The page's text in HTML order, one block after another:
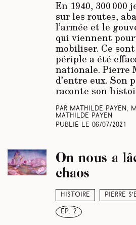
En 1940, 300 000
sur les routes,
l’armée et le
qui viennent
mobiliser. Ce
périple a été
nationale. Pierre
d’entre eux. Son
raconte son
Par Mathilde Payen,
Mathilde Payen
Publié le 06/07/2021
Histoire Pierre
ép. 2
On nous a
chaos